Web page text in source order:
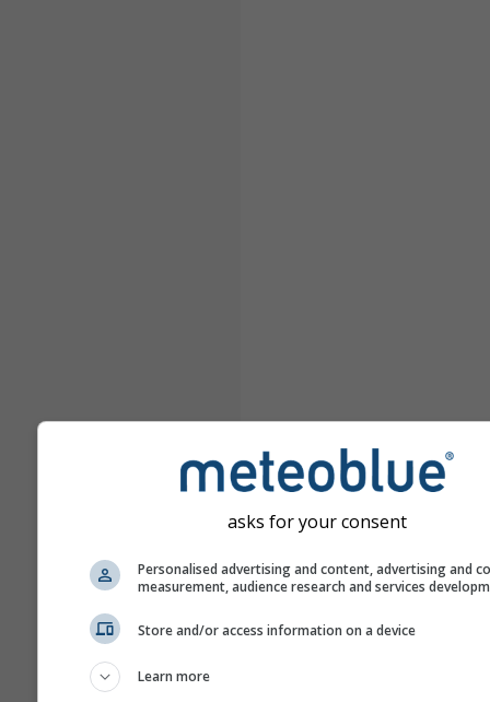
asks for your consent
Personalised advertising and content, advertising and
measurement, audience research and services
Store and/or access information on a device
Learn more